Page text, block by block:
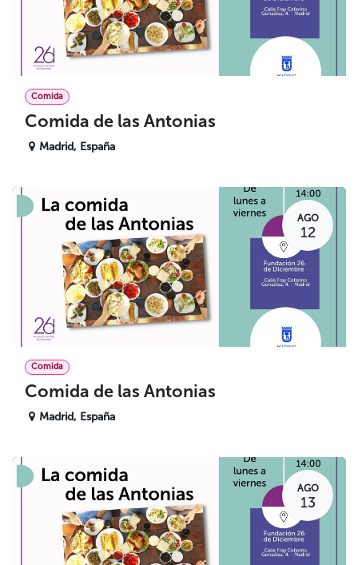
Comida
Comida de las Antonias
Madrid, España
AGO
12
Comida
Comida de las Antonias
Madrid, España
AGO
13